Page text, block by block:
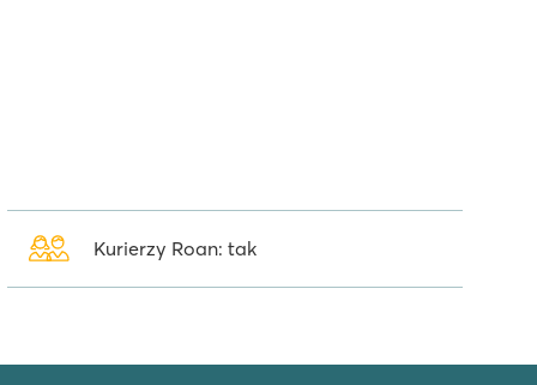
Kurierzy Roan: tak